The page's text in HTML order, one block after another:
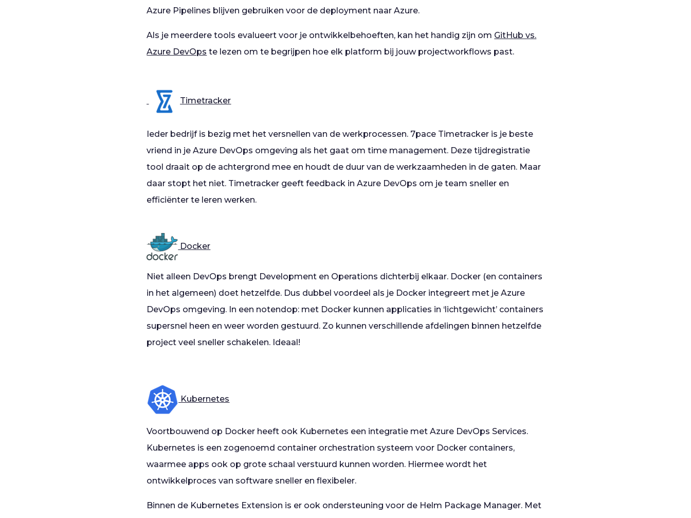
Azure Pipelines blijven gebruiken voor de deployment naar Azure.
Als je meerdere tools evalueert voor je ontwikkelbehoeften, kan het handig zijn om GitHub vs.
Azure DevOps te lezen om te begrijpen hoe elk platform bij jouw projectworkflows past.
Timetracker
Ieder bedrijf is bezig met het versnellen van de werkprocessen. 7pace Timetracker is je beste
vriend in je Azure DevOps omgeving als het gaat om time management. Deze tijdregistratie
tool draait op de achtergrond mee en houdt de duur van de werkzaamheden in de gaten. Maar
daar stopt het niet. Timetracker geeft feedback in Azure DevOps om je team sneller en
efficiënter te leren werken.
Docker
Niet alleen DevOps brengt Development en Operations dichterbij elkaar. Docker (en containers
in het algemeen) doet hetzelfde. Dus dubbel voordeel als je Docker integreert met je Azure
DevOps omgeving. In een notendop: met Docker kunnen applicaties in ‘lichtgewicht’ containers
supersnel heen en weer worden gestuurd. Zo kunnen verschillende afdelingen binnen hetzelfde
project veel sneller schakelen. Ideaal!
Kubernetes
Voortbouwend op Docker heeft ook Kubernetes een integratie met Azure DevOps Services.
Kubernetes is een zogenoemd container orchestration systeem voor Docker containers,
waarmee apps ook op grote schaal verstuurd kunnen worden. Hiermee wordt het
ontwikkelproces van software sneller en flexibeler.
Binnen de Kubernetes Extension is er ook ondersteuning voor de Helm Package Manager. Met